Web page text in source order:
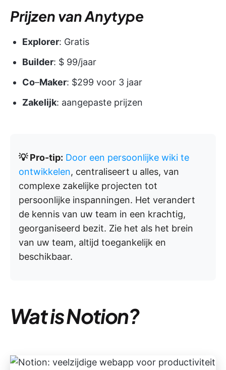
Prijzen van Anytype
Explorer: Gratis
Builder: $ 99/jaar
Co–Maker: $299 voor 3 jaar
Zakelijk: aangepaste prijzen
💡 Pro-tip: Door een persoonlijke wiki te
ontwikkelen, centraliseert u alles, van
complexe zakelijke projecten tot
persoonlijke inspanningen. Het verandert
de kennis van uw team in een krachtig,
georganiseerd bezit. Zie het als het brein
van uw team, altijd toegankelijk en
beschikbaar.
Wat is Notion?